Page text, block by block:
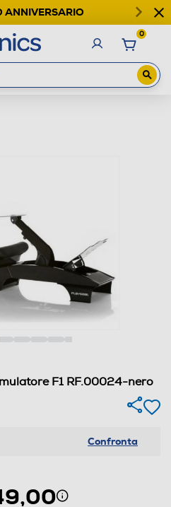
ANNIVERSARIO
0
F1 RF.00024-nero
Confronta